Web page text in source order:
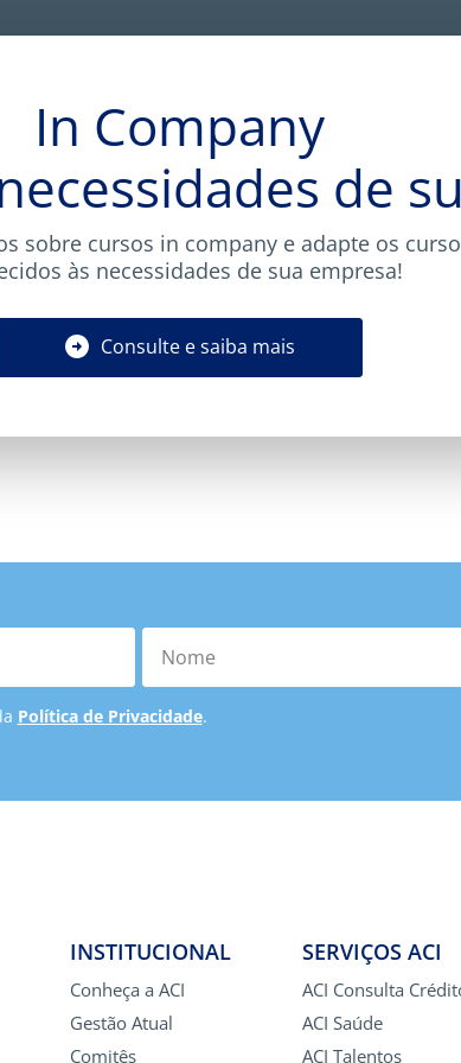
In Company
de
sobre cursos in company e adapte os
às necessidades de sua empresa!
Consulte e saiba mais
Nome
Política de Privacidade.
INSTITUCIONAL
Conheça a ACI
Gestão Atual
Comitês
SERVIÇOS ACI
ACI Consulta
ACI Saúde
ACI Talentos